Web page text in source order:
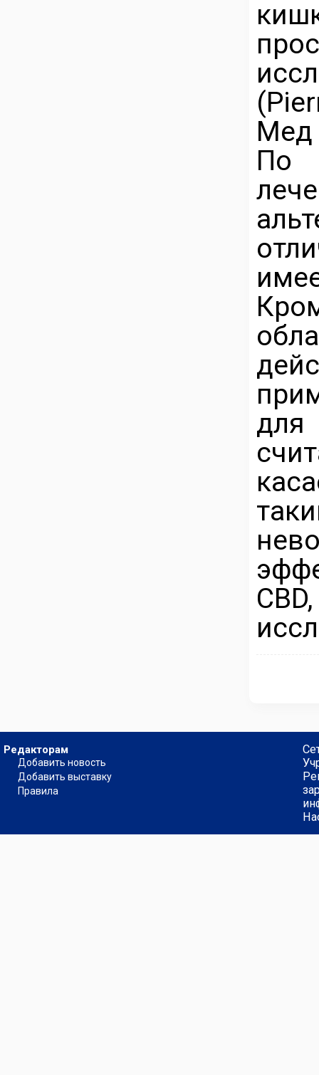
Мед
По
Редакторам
Добавить новость
Добавить выставку
Правила